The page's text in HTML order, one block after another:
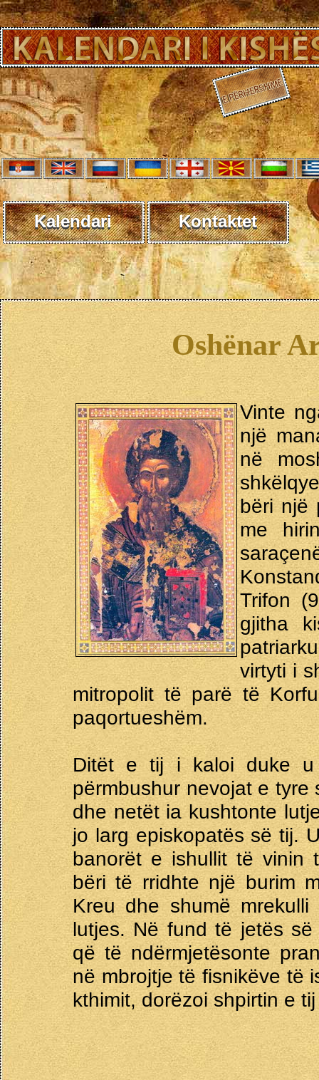
Kalendari Kontaktet
Oshënar
Vinte
një
në
bëri një
me
Trifon
gjitha
virtyti i
mitropolit të parë të
paqortueshëm.
Ditët e tij i kaloi duke u
përmbushur nevojat e
dhe netët ia kushtonte
jo larg episkopatës së tij.
banorët e ishullit të vinin
bëri të rridhte një burim
Kreu dhe shumë
lutjes. Në fund të jetës
që të ndërmjetësonte
në mbrojtje të fisnikëve të
kthimit, dorëzoi shpirtin e